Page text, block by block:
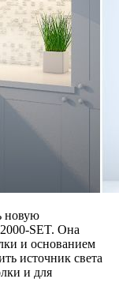
новую
SET. Она
и основанием
источник света
и для